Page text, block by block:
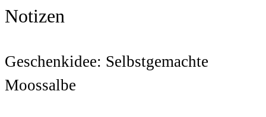
Notizen
Geschenkidee: Selbstgemachte
Moossalbe